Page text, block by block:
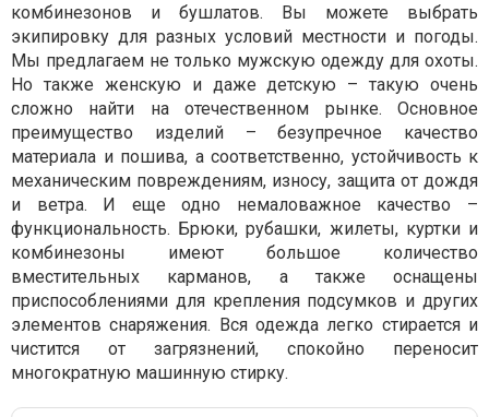
комбинезонов и бушлатов. Вы можете выбрать
экипировку для разных условий местности и погоды.
Мы предлагаем не только мужскую одежду для охоты.
Но также женскую и даже детскую – такую очень
сложно найти на отечественном рынке. Основное
преимущество изделий – безупречное качество
материала и пошива, а соответственно, устойчивость к
механическим повреждениям, износу, защита от дождя
и ветра. И еще одно немаловажное качество –
функциональность. Брюки, рубашки, жилеты, куртки и
комбинезоны имеют большое количество
вместительных карманов, а также оснащены
приспособлениями для крепления подсумков и других
элементов снаряжения. Вся одежда легко стирается и
чистится от загрязнений, спокойно переносит
многократную машинную стирку.